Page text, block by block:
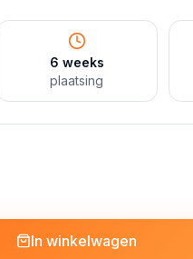
6 weeks
plaatsing
In winkelwagen